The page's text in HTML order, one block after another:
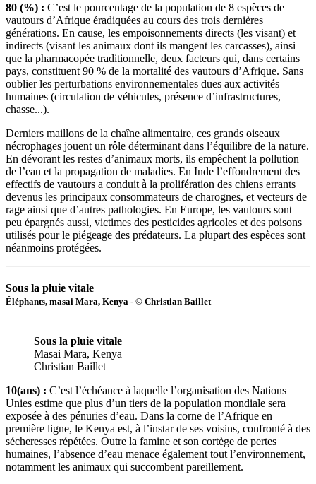
80 (%) : C’est le pourcentage de la population de 8 espèces de
vautours d’Afrique éradiquées au cours des trois dernières
générations. En cause, les empoisonnements directs (les visant) et
indirects (visant les animaux dont ils mangent les carcasses), ainsi
que la pharmacopée traditionnelle, deux facteurs qui, dans certains
pays, constituent 90 % de la mortalité des vautours d’Afrique. Sans
oublier les perturbations environnementales dues aux activités
humaines (circulation de véhicules, présence d’infrastructures,
chasse...).
Derniers maillons de la chaîne alimentaire, ces grands oiseaux
nécrophages jouent un rôle déterminant dans l’équilibre de la nature.
En dévorant les restes d’animaux morts, ils empêchent la pollution
de l’eau et la propagation de maladies. En Inde l’effondrement des
effectifs de vautours a conduit à la prolifération des chiens errants
devenus les principaux consommateurs de charognes, et vecteurs de
rage ainsi que d’autres pathologies. En Europe, les vautours sont
peu épargnés aussi, victimes des pesticides agricoles et des poisons
utilisés pour le piégeage des prédateurs. La plupart des espèces sont
néanmoins protégées.
Sous la pluie vitale
Éléphants, masai Mara, Kenya - © Christian Baillet
Sous la pluie vitale
Masai Mara, Kenya
Christian Baillet
10(ans) : C’est l’échéance à laquelle l’organisation des Nations
Unies estime que plus d’un tiers de la population mondiale sera
exposée à des pénuries d’eau. Dans la corne de l’Afrique en
première ligne, le Kenya est, à l’instar de ses voisins, confronté à des
sécheresses répétées. Outre la famine et son cortège de pertes
humaines, l’absence d’eau menace également tout l’environnement,
notamment les animaux qui succombent pareillement.